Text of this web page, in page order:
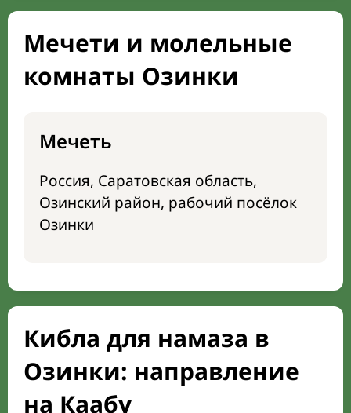
Мечети и молельные
комнаты Озинки
Мечеть
Россия, Саратовская область,
Озинский район, рабочий посёлок
Озинки
Кибла для намаза в
Озинки: направление
на Каабу